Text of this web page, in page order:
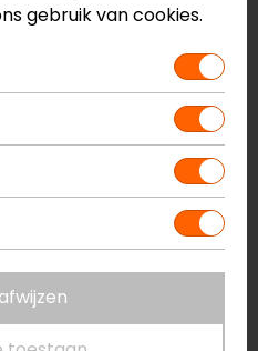
Protector
gebruik van cookies.